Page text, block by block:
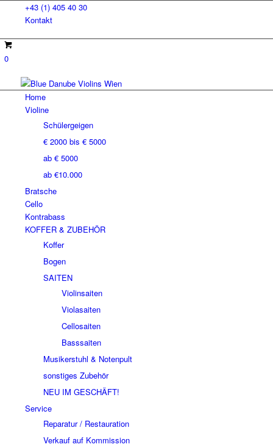
+43 (1) 405 40 30
Kontakt
0
Home
Violine
Schülergeigen
€ 2000 bis € 5000
ab € 5000
ab €10.000
Bratsche
Cello
Kontrabass
KOFFER & ZUBEHÖR
Koffer
Bogen
SAITEN
Violinsaiten
Violasaiten
Cellosaiten
Basssaiten
Musikerstuhl & Notenpult
sonstiges Zubehör
NEU IM GESCHÄFT!
Service
Reparatur / Restauration
Verkauf auf Kommission